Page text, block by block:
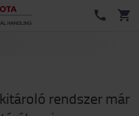
rendszer már